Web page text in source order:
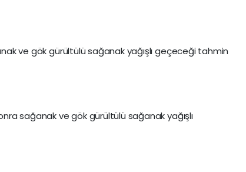
ve gök gürültülü sağanak yağışlı geçeceği tahmin
sağanak ve gök gürültülü sağanak yağışlı